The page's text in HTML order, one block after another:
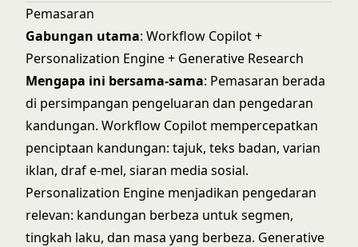
Pemasaran
Gabungan utama: Workflow Copilot +
Personalization Engine + Generative Research
Mengapa ini bersama-sama: Pemasaran berada
di persimpangan pengeluaran dan pengedaran
kandungan. Workflow Copilot mempercepatkan
penciptaan kandungan: tajuk, teks badan, varian
iklan, draf e-mel, siaran media sosial.
Personalization Engine menjadikan pengedaran
relevan: kandungan berbeza untuk segmen,
tingkah laku, dan masa yang berbeza. Generative